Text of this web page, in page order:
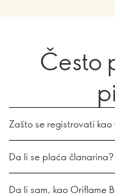
Često
Zašto se registrovati
Da li se plaća članarina?
Da li sam, kao Oriflame